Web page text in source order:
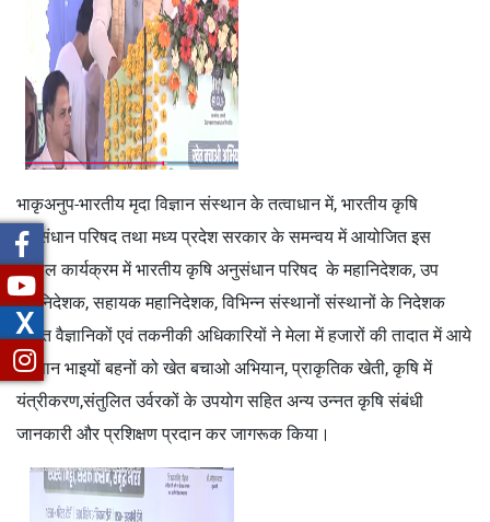
भाकृअनुप-भारतीय मृदा विज्ञान संस्थान के तत्वाधान में, भारतीय कृषि
अनुसंधान परिषद तथा मध्य प्रदेश सरकार के समन्वय में आयोजित इस
विशाल कार्यक्रम में भारतीय कृषि अनुसंधान परिषद के महानिदेशक, उप
महानिदेशक, सहायक महानिदेशक, विभिन्न संस्थानों संस्थानों के निदेशक
सहित वैज्ञानिकों एवं तकनीकी अधिकारियों ने मेला में हजारों की तादात में आये
किसान भाइयों बहनों को खेत बचाओ अभियान, प्राकृतिक खेती, कृषि में
यंत्रीकरण,संतुलित उर्वरकों के उपयोग सहित अन्य उन्नत कृषि संबंधी
जानकारी और प्रशिक्षण प्रदान कर जागरूक किया।
X